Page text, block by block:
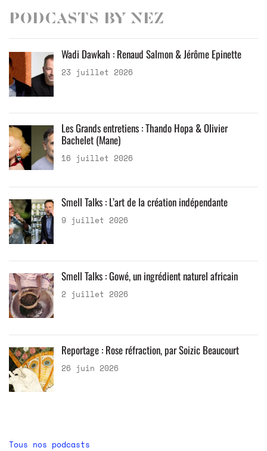
Podcasts by Nez
Wadi Dawkah : Renaud Salmon & Jérôme Epinette
23 juillet 2026
Les Grands entretiens : Thando Hopa & Olivier
Bachelet (Mane)
16 juillet 2026
Smell Talks : L’art de la création indépendante
9 juillet 2026
Smell Talks : Gowé, un ingrédient naturel africain
2 juillet 2026
Reportage : Rose réfraction, par Soizic Beaucourt
26 juin 2026
Tous nos podcasts